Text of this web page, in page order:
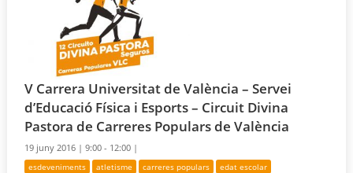
V Carrera Universitat de València – Servei
d’Educació Física i Esports – Circuit Divina
Pastora de Carreres Populars de València
19 juny 2016 |9:00 - 12:00 |
esdeveniments atletisme carreres populars
edat escolar